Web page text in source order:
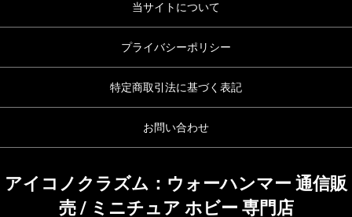
当サイトについて
プライバシーポリシー
特定商取引法に基づく表記
お問い合わせ
アイコノクラズム：ウォーハンマー 通信販
売 / ミニチュア ホビー 専門店